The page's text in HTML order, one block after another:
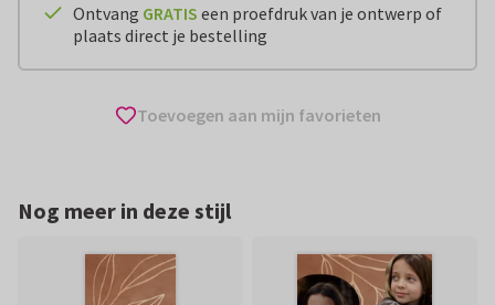
Ontvang GRATIS een proefdruk van je ontwerp of
plaats direct je bestelling
Toevoegen aan mijn favorieten
Nog meer in deze stijl